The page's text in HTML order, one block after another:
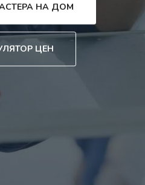
НА ДОМ
ЦЕН